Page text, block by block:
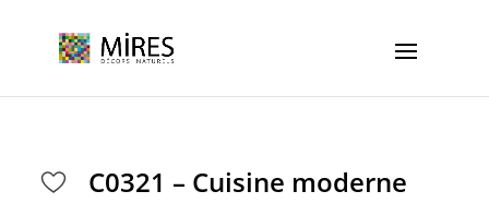
C0321 – Cuisine moderne